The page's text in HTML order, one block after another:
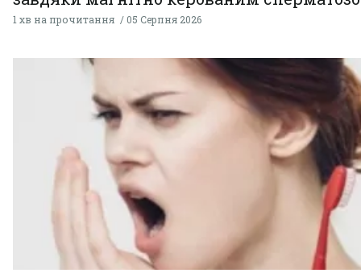
1 хв на прочитання 05 Серпня 2026